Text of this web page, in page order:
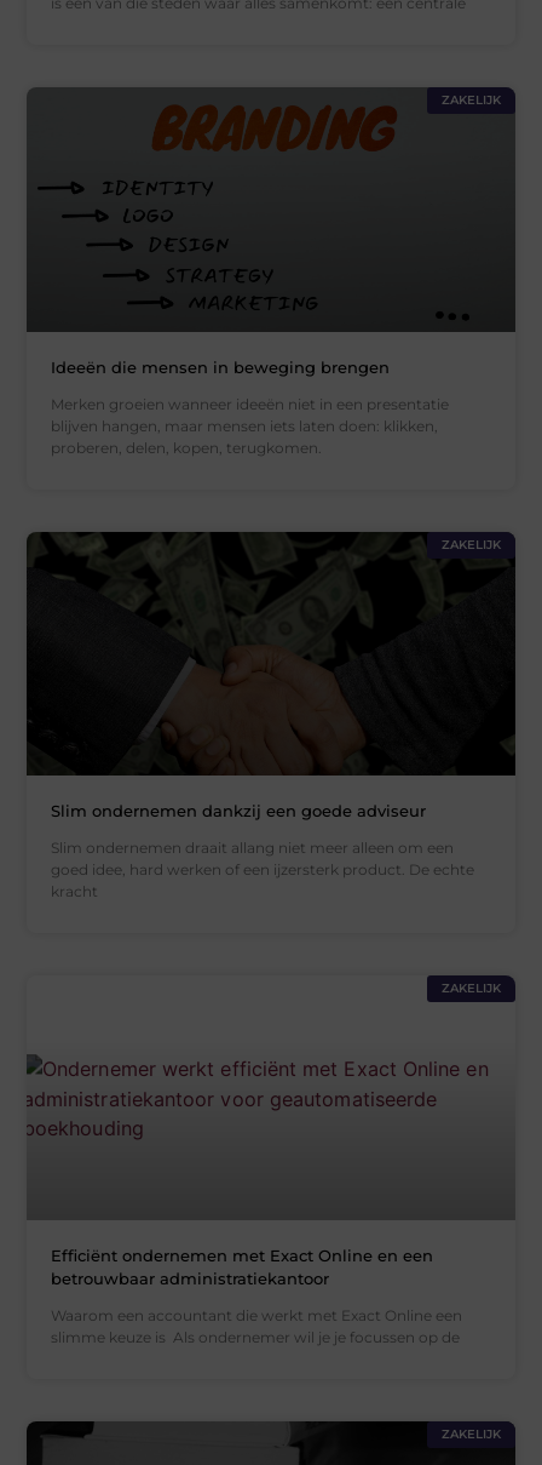
ZAKELIJK
Ideeën die mensen in beweging brengen
Merken groeien wanneer ideeën niet in een presentatie
blijven hangen, maar mensen iets laten doen: klikken,
proberen, delen, kopen, terugkomen.
ZAKELIJK
Slim ondernemen dankzij een goede adviseur
Slim ondernemen draait allang niet meer alleen om een
goed idee, hard werken of een ijzersterk product. De echte
kracht
ZAKELIJK
Efficiënt ondernemen met Exact Online en een
betrouwbaar administratiekantoor
Waarom een accountant die werkt met Exact Online een
slimme keuze is Als ondernemer wil je je focussen op de
ZAKELIJK